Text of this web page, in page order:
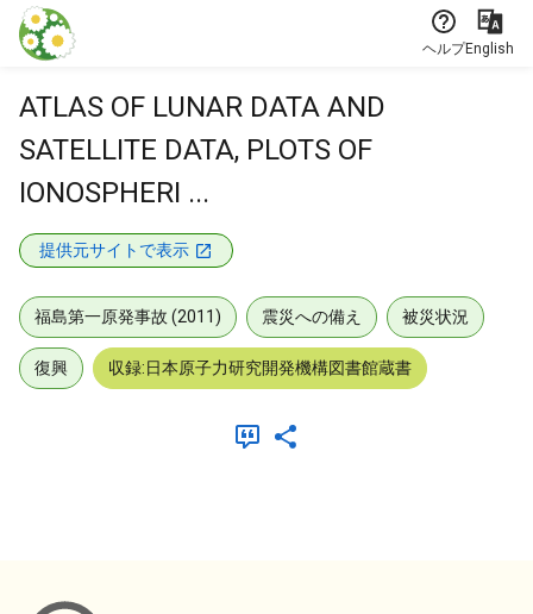
本文に飛ぶ
ヘルプEnglish
ATLAS OF LUNAR DATA AND
SATELLITE DATA, PLOTS OF
IONOSPHERI ...
提供元サイトで表示
福島第一原発事故 (2011) 震災への備え 被災状況
復興 収録:日本原子力研究開発機構図書館蔵書